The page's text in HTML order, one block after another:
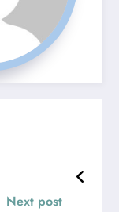
Next post